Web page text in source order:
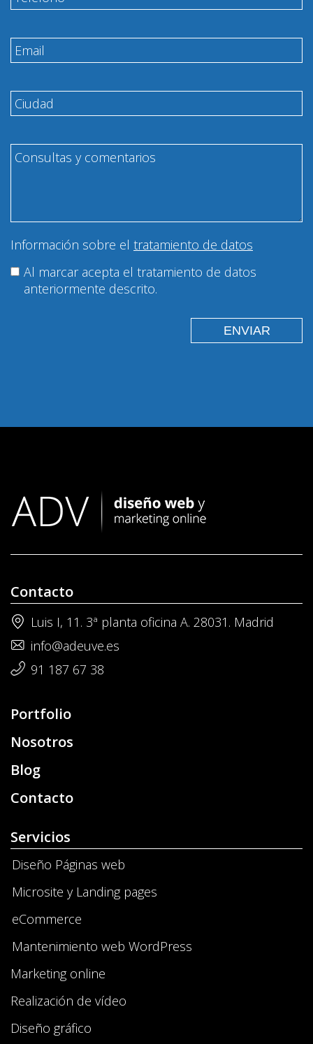
Información sobre el tratamiento de datos
Al marcar acepta el tratamiento de datos
anteriormente descrito.
Contacto
Luis I, 11. 3ª planta oficina A. 28031. Madrid
info@adeuve.es
91 187 67 38
Portfolio
Nosotros
Blog
Contacto
Servicios
Diseño Páginas web
Microsite y Landing pages
eCommerce
Mantenimiento web WordPress
Marketing online
Realización de vídeo
Diseño gráfico